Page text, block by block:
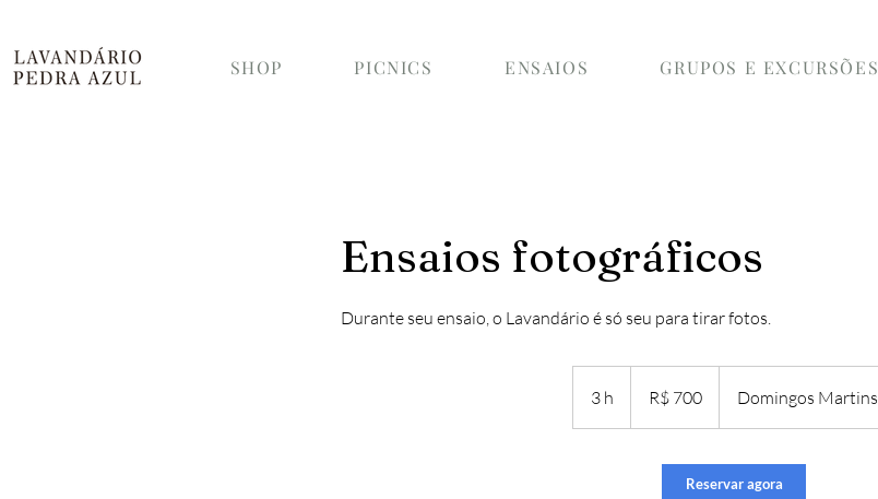
SHOP PICNICS ENSAIOS GRUPOS E EXCURSÕES
Ensaios fotográficos
Durante seu ensaio, o Lavandário é só seu para tirar fotos.
3 h
h
brasileiros
R$ 700 Domingos Martins
Reservar agora